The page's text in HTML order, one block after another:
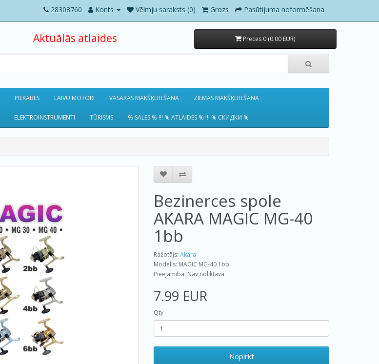
28308760 Konts Vēlmju saraksts (0) Grozs Pasūtijuma noformēšana
Aktuālās atlaides Preces 0 (0.00 EUR)
PIEKABES LAIVU MOTORI VASARAS MAKŠĶERĒŠANA ZIEMAS MAKŠĶERĒŠANA
ELEKTROINSTRUMENTI TŪRISMS % SALES % !!! % ATLAIDES % !!! % СКИДКИ %
Bezinerces spole
AKARA MAGIC MG-40
1bb
Ražotājs: Akara
Modelis: MAGIC MG-40 1bb
Pieejamība: Nav noliktavā
7.99 EUR
Qty
Nopirkt